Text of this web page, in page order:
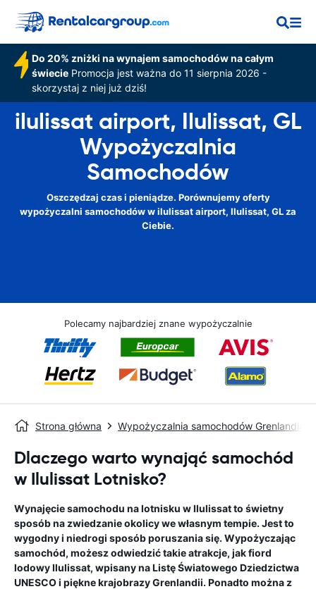
Do 20% zniżki na wynajem samochodów na całym
świeciePromocja jest ważna do 11 sierpnia 2026 -
skorzystaj z niej już dziś!
ilulissat airport, Ilulissat, GL
Wypożyczalnia
Samochodów
Oszczędzaj czas i pieniądze. Porównujemy oferty
wypożyczalni samochodów w ilulissat airport, Ilulissat, GL za
Ciebie.
Polecamy najbardziej znane wypożyczalnie
Strona główna Wypożyczalnia samochodów Grenlandia
Dlaczego warto wynająć samochód
w Ilulissat Lotnisko?
Wynajęcie samochodu na lotnisku w Ilulissat to świetny
sposób na zwiedzanie okolicy we własnym tempie. Jest to
wygodny i niedrogi sposób poruszania się. Wypożyczając
samochód, możesz odwiedzić takie atrakcje, jak fiord
lodowy Ilulissat, wpisany na Listę Światowego Dziedzictwa
UNESCO i piękne krajobrazy Grenlandii. Ponadto można z